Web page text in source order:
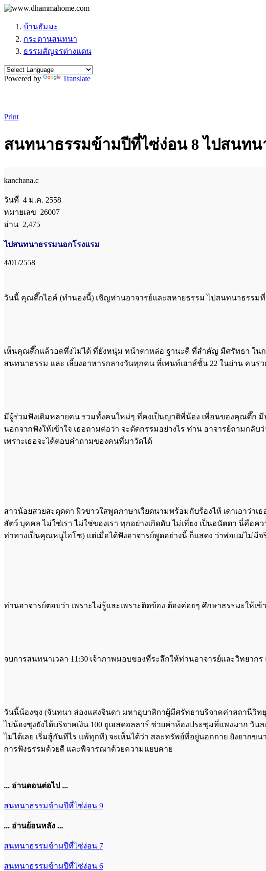
บ้านธัมมะ
กระดานสนทนา
ธรรมสัญจรต่างแดน
Powered by Translate
Print
สนทนาธรรมข้ามปีที่ไซ่ง่อน 8 ไปสนทน
kanchana.c
วันที่ 4 ม.ค. 2558
หมายเลข 26007
อ่าน 2,475
ไปสนทนาธรรมนอกโรงแรม
4/01/2558
วันนี้ คุณดึ๊กไอค์ (ทำนองนี้) เชิญท่านอาจารย์และสหายธรรม ไปสนทนาธรรมที่
เห็นคุณดึ๊กแล้วอดทึ่งไม่ได้ ที่ยังหนุ่ม หน้าตาหล่อ ฐานะดี ที่สำคัญ มีศรัทธา ใน
สนทนาธรรม และ เลี้ยงอาหารกลางวันทุกคน ที่เพนท์เฮาส์ชั้น 22 ในย่าน คนร
มีผู้ร่วมฟังเดิมหลายคน รวมทั้งคนใหม่ๆ ที่คงเป็นญาติพี่น้อง เพื่อนของคุณดึ๊
นอกจากฟังให้เข้าใจ เธอถามต่อว่า จะตัดกรรมอย่างไร ท่าน อาจารย์ถามกลั
เพราะเธอจะได้ตอบคำถามของคนที่มาวัดได้
สาวน้อยสวยสะดุดตา ผิวขาวใสพูดภาษาเวียดนามพร้อมกับร้องไห้ เดาเอาว่า
สัตว์ บุคคล ไม่ใช่เรา ไม่ใช่ของเรา ทุกอย่างเกิดดับ ไม่เที่ยง เป็นอนัตตา นี่คือ
ท่าทางเป็นคุณหนูไฮโซ) แต่เมื่อได้ฟังอาจารย์พูดอย่างนี้ ก็แสดง ว่าพ่อแม่ไม่มีจ
ท่านอาจารย์ตอบว่า เพราะไม่รู้และเพราะติดข้อง ต้องค่อยๆ ศึกษาธรรมะให้เ
จบการสนทนาเวลา 11:30 เจ้าภาพมอบของที่ระลึกให้ท่านอาจารย์และวิทยา
วันนี้น้องซุง (จันทนา ส่องแสงจินดา มหาอุบาสิกาผู้มีศรัทธาบริจาคค่าสถานีวิ
ไปน้องซุงยังได้บริจาคเงิน 100 ยูเอสดอลลาร์ ช่วยค่าห้องประชุมที่แพงมาก
ไม่ได้เลย เริ่มสู้กันทีไร แพ้ทุกที) จะเห็นได้ว่า สละทรัพย์ที่อยู่นอกกาย ยังยาก
การฟังธรรมด้วยดี และพิจารณาด้วยความแยบคาย
... อ่านตอนต่อไป ...
สนทนาธรรมข้ามปีที่ไซ่ง่อน 9
... อ่านย้อนหลัง ...
สนทนาธรรมข้ามปีที่ไซ่ง่อน 7
สนทนาธรรมข้ามปีที่ไซ่ง่อน 6